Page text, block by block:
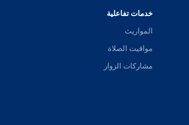
خدمات تفاعلية
المواريث
مواقيت الصلاة
مشاركات الزوار